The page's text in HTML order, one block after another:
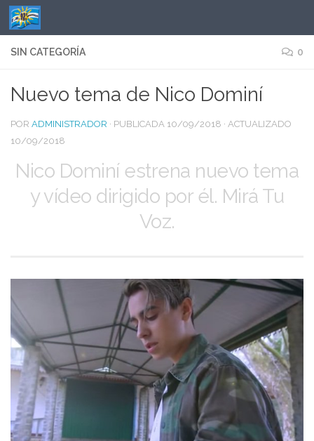
Saltar al contenido
SIN CATEGORÍA 0
Nuevo tema de Nico Dominí
POR ADMINISTRADOR · PUBLICADA 10/09/2018 · ACTUALIZADO
10/09/2018
Nico Dominí estrena nuevo tema
y vídeo dirigido por él. Mirá Tu
Voz.